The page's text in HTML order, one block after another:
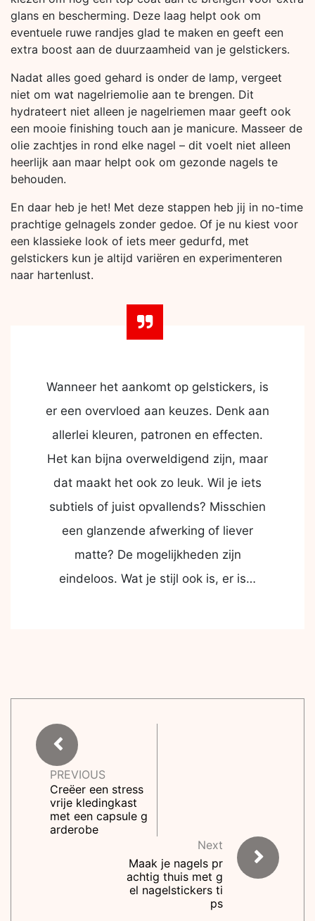
glans en bescherming. Deze laag helpt ook om
eventuele ruwe randjes glad te maken en geeft een
extra boost aan de duurzaamheid van je gelstickers.
Nadat alles goed gehard is onder de lamp, vergeet
niet om wat nagelriemolie aan te brengen. Dit
hydrateert niet alleen je nagelriemen maar geeft ook
een mooie finishing touch aan je manicure. Masseer de
olie zachtjes in rond elke nagel – dit voelt niet alleen
heerlijk aan maar helpt ook om gezonde nagels te
behouden.
En daar heb je het! Met deze stappen heb jij in no-time
prachtige gelnagels zonder gedoe. Of je nu kiest voor
een klassieke look of iets meer gedurfd, met
gelstickers kun je altijd variëren en experimenteren
naar hartenlust.
Wanneer het aankomt op gelstickers, is
er een overvloed aan keuzes. Denk aan
allerlei kleuren, patronen en effecten.
Het kan bijna overweldigend zijn, maar
dat maakt het ook zo leuk. Wil je iets
subtiels of juist opvallends? Misschien
een glanzende afwerking of liever
matte? De mogelijkheden zijn
eindeloos. Wat je stijl ook is, er is…
PREVIOUS
Creëer een stress
vrije kledingkast
met een capsule g
arderobe
Next
Maak je nagels pr
achtig thuis met g
el nagelstickers ti
ps